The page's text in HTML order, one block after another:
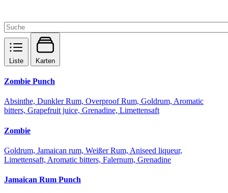
Liste Karten
Zombie Punch
Absinthe, Dunkler Rum, Overproof Rum, Goldrum, Aromatic
bitters, Grapefruit juice, Grenadine, Limettensaft
Zombie
Goldrum, Jamaican rum, Weißer Rum, Aniseed liqueur,
Limettensaft, Aromatic bitters, Falernum, Grenadine
Jamaican Rum Punch